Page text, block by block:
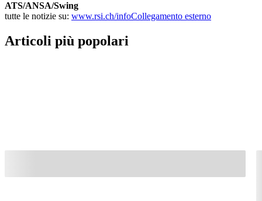
ATS/ANSA/Swing
tutte le notizie su: www.rsi.ch/infoCollegamento esterno
Articoli più popolari